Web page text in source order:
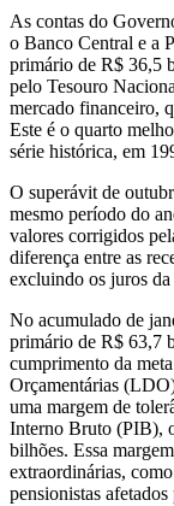
As contas do
o Banco Central e a
primário de R$ 36,5
pelo Tesouro
mercado financeiro,
Este é o quarto
série histórica, em
O superávit de
mesmo período do
valores corrigidos
diferença entre as
excluindo os juros
No acumulado de
primário de R$ 63,7
cumprimento da
Orçamentárias
uma margem de
Interno Bruto (PIB),
bilhões. Essa
extraordinárias,
pensionistas